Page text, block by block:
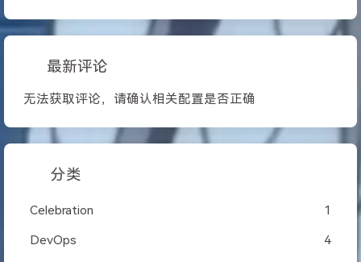
最新评论
无法获取评论，请确认相关配置是否正确
分类
Celebration 1
DevOps 4